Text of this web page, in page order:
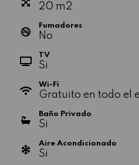
20 m2
Fumadores
No
TV
Si
Wi-Fi
Gratuito en todo el
Baño Privado
Si
Aire Acondicionado
Si